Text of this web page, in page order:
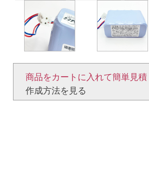
商品をカートに入れて簡単見積​
作成方法を見る​​